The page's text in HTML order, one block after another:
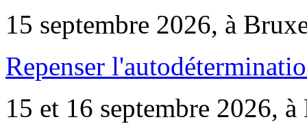
15 septembre 2026, à
Repenser
15 et 16 septembre 2026, à